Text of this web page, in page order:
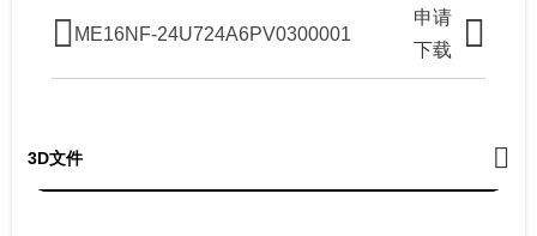
ME16NF-24U724A6PV0300001
申请
下载
3D文件